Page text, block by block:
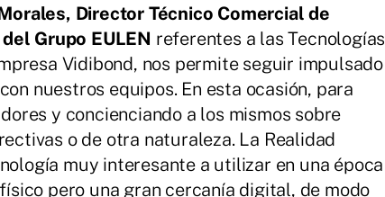
Director Técnico Comercial de
Grupo EULEN referentes a las Tecnologías
Vidibond, nos permite seguir impulsado
nuestros equipos. En esta ocasión, para
y concienciando a los mismos sobre
o de otra naturaleza. La Realidad
muy interesante a utilizar en una época
pero una gran cercanía digital, de modo